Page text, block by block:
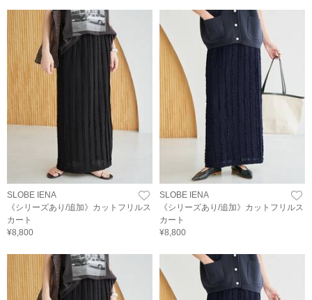
SLOBE IENA
《シリーズあり/追加》カットフリルス
カート
¥8,800
SLOBE IENA
《シリーズあり/追加》カットフリルス
カート
¥8,800